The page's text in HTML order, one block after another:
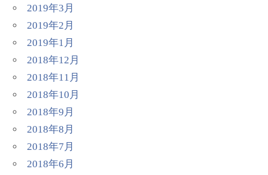
2019年3月
2019年2月
2019年1月
2018年12月
2018年11月
2018年10月
2018年9月
2018年8月
2018年7月
2018年6月